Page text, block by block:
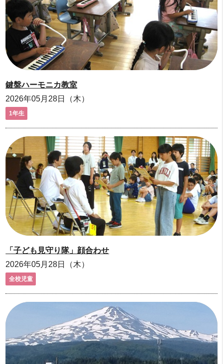
鍵盤ハーモニカ教室
2026年05月28日（木）
1年生
「子ども見守り隊」顔合わせ
2026年05月28日（木）
全校児童